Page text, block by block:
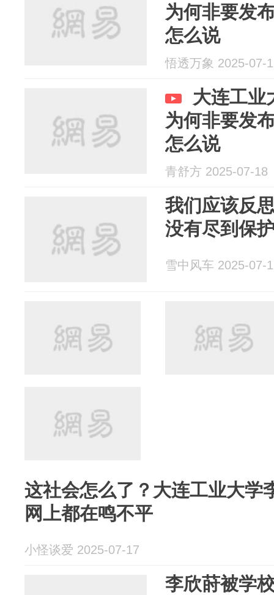
为何非要发
怎么说
悟透万象 2025-07-
大连工业
为何非要发
怎么说
青舒方 2025-07-18
我们应该反
没有尽到保
雪中风车 2025-07-
这社会怎么了？大连工业大学
网上都在鸣不平
小怪谈爱 2025-07-17
李欣莳被学